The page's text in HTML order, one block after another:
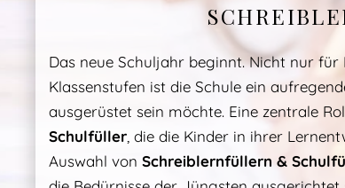
Das neue Schuljahr beginnt. Nicht nur
Klassenstufen ist die Schule ein
ausgerüstet sein möchte. Eine zentrale
Schulfüller , die die Kinder in ihrer
Auswahl von Schreiblernfüllern &